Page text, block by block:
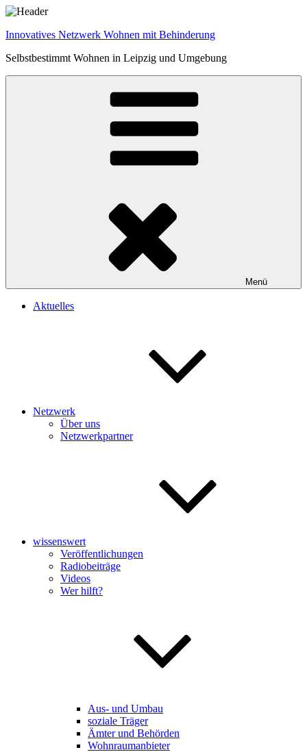
Zum
springen
Innovatives Netzwerk Wohnen mit Behinderung
Selbstbestimmt Wohnen in Leipzig und Umgebung
Menü
Aktuelles
Netzwerk
Über uns
Netzwerkpartner
wissenswert
Veröffentlichungen
Radiobeiträge
Videos
Wer hilft?
Aus- und Umbau
soziale Träger
Ämter und Behörden
Wohnraumanbieter